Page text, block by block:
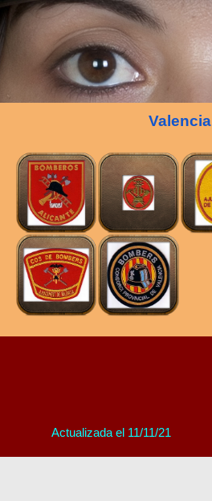
Valencia
Actualizada el 11/11/21